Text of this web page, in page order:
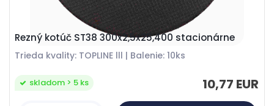
Rezný kotúč ST38 300x2,5x25,400 stacionárne
Trieda kvality: TOPLINE lll | Balenie: 10ks
10,77 EUR
skladom > 5 ks